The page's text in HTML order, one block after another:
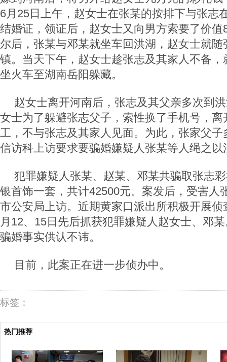
6月25日上午，赵女士在张某的按排下与张志
结婚证，领证后，赵女士又向男方索要了价值
尔后，张某与邓某就坐车回洪湖，赵女士就
镇。当天下午，赵女士趁张志及其家人不备
坐火车至湖南岳阳躲藏。
赵女士离开河南后，张志及其父亲多次到
女士为了躲避张志父子，索性换了手机号，
工，不与张志及其家人见面。为此，张家父
信访科上访要求要骗婚嫌疑人张某等人绳之以
犯罪嫌疑人张某、赵某、邓某共骗取张志
银首饰一套，共计42500元。案发后，受害人
市公安局上访。近期黄家口派出所积极开展
月12、15日先后抓获犯罪嫌疑人赵女士、邓
骗婚事实供认不讳。
目前，此案正在进一步侦办中。
标签：
热门推荐